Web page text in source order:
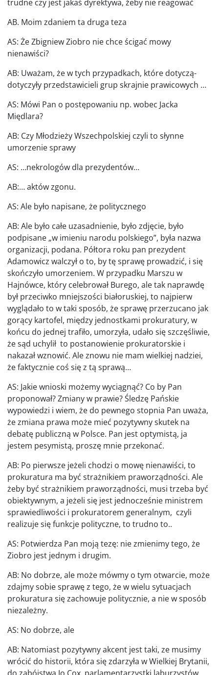
trudne czy jest jakaś dyrektywa, żeby nie reagować
AB. Moim zdaniem ta druga teza
AS: Że Zbigniew Ziobro nie chce ścigać mowy
nienawiści?
AB: Uważam, że w tych przypadkach, które dotyczą-
dotyczyły przedstawicieli grup skrajnie prawicowych …
AS: Mówi Pan o postępowaniu np. wobec Jacka
Międlara?
AB: Czy Młodzieży Wszechpolskiej czyli to słynne
umorzenie sprawy
AS: …nekrologów dla prezydentów…
AB:… aktów zgonu.
AS: Ale było napisane, że politycznego
AB: Ale było całe uzasadnienie, było zdjęcie, było
podpisane „w imieniu narodu polskiego”, była nazwa
organizacji, podana. Półtora roku pan prezydent
Adamowicz walczył o to, by tę sprawę prowadzić, i się
skończyło umorzeniem. W przypadku Marszu w
Hajnówce, który celebrował Burego, ale tak naprawdę
był przeciwko mniejszości białoruskiej, to najpierw
wyglądało to w taki sposób, że sprawę przerzucano jak
gorący kartofel, między jednostkami prokuratury, w
końcu do jednej trafiło, umorzyła, udało się szczęśliwie,
że sąd uchylił to postanowienie prokuratorskie i
nakazał wznowić. Ale znowu nie mam wielkiej nadziei,
że faktycznie coś się z tą sprawą…
AS: Jakie wnioski możemy wyciągnąć? Co by Pan
proponował? Zmiany w prawie? Śledzę Pańskie
wypowiedzi i wiem, że do pewnego stopnia Pan uważa,
że zmiana prawa może mieć pozytywny skutek na
debatę publiczną w Polsce. Pan jest optymistą, ja
jestem pesymistą, proszę mnie przekonać.
AB: Po pierwsze jeżeli chodzi o mowę nienawiści, to
prokuratura ma być strażnikiem praworządności. Ale
żeby być strażnikiem praworządności, musi trzeba być
obiektywnym, a jeżeli się jest jednocześnie ministrem
sprawiedliwości i prokuratorem generalnym, czyli
realizuje się funkcje polityczne, to trudno to..
AS: Potwierdza Pan moją tezę: nie zmienimy tego, że
Ziobro jest jednym i drugim.
AB: No dobrze, ale może mówmy o tym otwarcie, może
zdajmy sobie sprawę z tego, że w wielu sytuacjach
prokuratura się zachowuje politycznie, a nie w sposób
niezależny.
AS: No dobrze, ale
AB: Natomiast pozytywny akcent jest taki, ze musimy
wrócić do historii, która się zdarzyła w Wielkiej Brytanii,